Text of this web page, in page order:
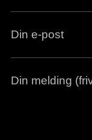
Din e-post
Din melding